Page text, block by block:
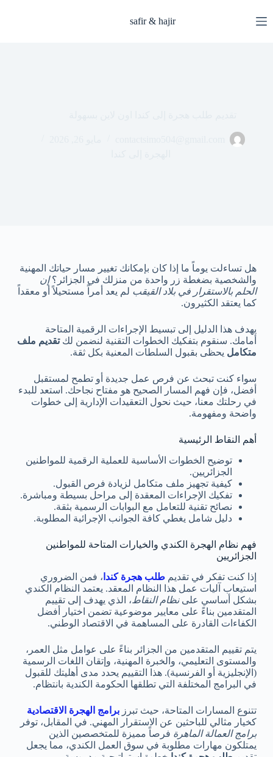
safir & hajir
هل تساءلت يوماً ما إذا كان بإمكانك تغيير مسار حياتك المهنية
والشخصية بضغطة زر واحدة من منزلك في الجزائر؟إن
الحلم بالاستقرار في بلاد القيقب لم يعد أمراً مستحيلاً أو معقداً
كما يعتقد الكثيرون.
يهدف هذا الدليل إلى تبسيط الإجراءات الرقمية المتاحة
أمامك. سنقوم بتفكيك الخطوات التقنية لنضمن لكتقديم ملف
متكامل يحظى بقبول السلطات المعنية بكل ثقة.
سواء كنت تبحث عن فرص عمل جديدة أو تطمح لمستقبل
أفضل، فإن فهم المسار الصحيح هو مفتاح نجاحك. استعد للبدء
في رحلتك معنا، حيث نحول التعقيدات الإدارية إلى خطوات
واضحة ومفهومة.
أهم النقاط الرئيسية
توضيح الخطوات الأساسية للعملية الرقمية للمواطنين
الجزائريين.
كيفية تجهيز ملف متكامل لزيادة فرص القبول.
تفكيك الإجراءات المعقدة إلى مراحل بسيطة ومباشرة.
نصائح تقنية للتعامل مع البوابات الرسمية بثقة.
دليل شامل يغطي كافة الجوانب الإجرائية المطلوبة.
فهم نظام الهجرة الكندي والخيارات المتاحة للمواطنين
الجزائريين
إذا كنت تفكر في تقديم طلب هجرة كندا ، فمن الضروري
استيعاب آليات عمل هذا النظام المعقد. يعتمد النظام الكندي
بشكل أساسي علىنظام النقاط، الذي يهدف إلى تقييم
المتقدمين بناءً على معايير موضوعية تضمن اختيار أفضل
الكفاءات القادرة على المساهمة في الاقتصاد الوطني.
يتم تقييم المتقدمين من الجزائر بناءً على عوامل مثل العمر،
والمستوى التعليمي، والخبرة المهنية، وإتقان اللغات الرسمية
(الإنجليزية أو الفرنسية). هذا التقييم يحدد مدى أهليتك للقبول
في البرامج المختلفة التي تطلقها الحكومة الكندية بانتظام.
تتنوع المسارات المتاحة، حيث تبرز برامج الهجرة الاقتصادية
كخيار مثالي للباحثين عن الاستقرار المهني. في المقابل، توفر
برامج العمالة الماهرة فرصاً مميزة للمتخصصين الذين
يمتلكون مهارات مطلوبة في سوق العمل الكندي، مما يجعل